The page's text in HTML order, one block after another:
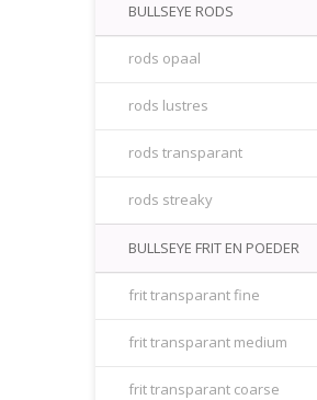
BULLSEYE RODS
rods opaal
rods lustres
rods transparant
rods streaky
BULLSEYE FRIT EN POEDER
frit transparant fine
frit transparant medium
frit transparant coarse